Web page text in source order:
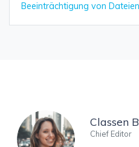
Beeinträchtigung von
Classen
Chief Editor